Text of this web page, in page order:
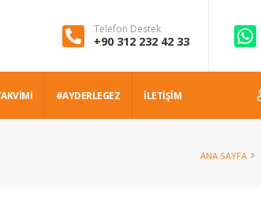
Telefon Destek
+90 312 232 42 33
#AYDERLEGEZ İLETİŞİM
ANA SAYFA